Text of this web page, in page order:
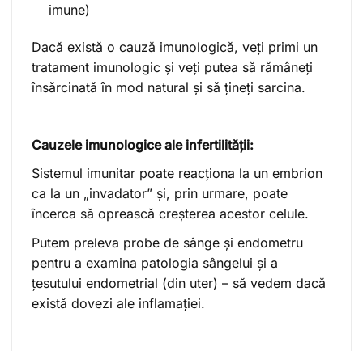
imune)
Dacă există o cauză imunologică, veți primi un
tratament imunologic și veți putea să rămâneți
însărcinată în mod natural și să țineți sarcina.
Cauzele imunologice ale infertilității:
Sistemul imunitar poate reacționa la un embrion
ca la un „invadator” și, prin urmare, poate
încerca să oprească creșterea acestor celule.
Putem preleva probe de sânge și endometru
pentru a examina patologia sângelui și a
țesutului endometrial (din uter) – să vedem dacă
există dovezi ale inflamației.